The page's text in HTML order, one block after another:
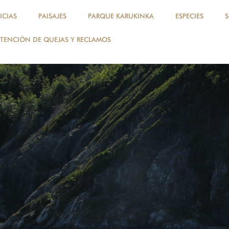
PAISAJES PARQUE KARUKINKA ESPECIES
DE QUEJAS Y RECLAMOS